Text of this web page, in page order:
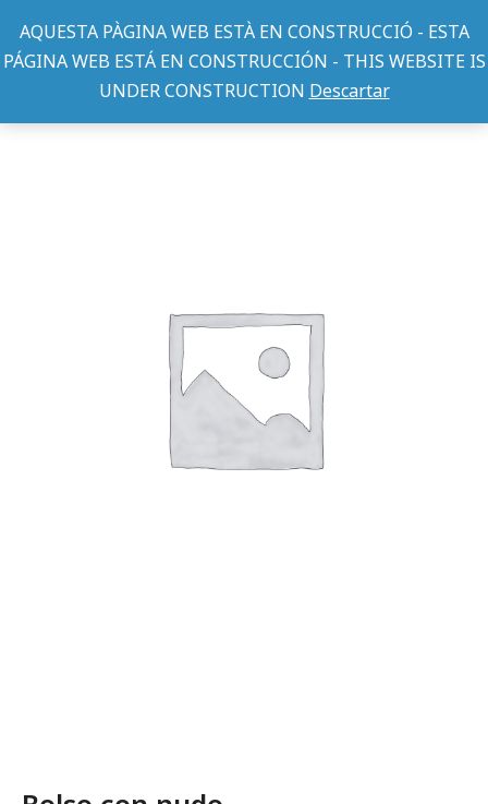
AQUESTA PÀGINA WEB ESTÀ EN CONSTRUCCIÓ - ESTA
PÁGINA WEB ESTÁ EN CONSTRUCCIÓN - THIS WEBSITE IS
UNDER CONSTRUCTION Descartar